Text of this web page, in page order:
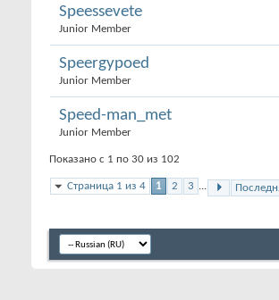
Speessevete
Junior Member
Speergypoed
Junior Member
Speed-man_met
Junior Member
Показано с 1 по 30 из 102
Страница 1 из 4 1 2 3 ...